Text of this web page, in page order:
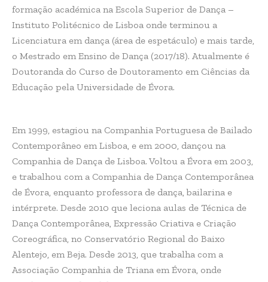
formação académica na Escola Superior de Dança –
Instituto Politécnico de Lisboa onde terminou a
Licenciatura em dança (área de espetáculo) e mais tarde,
o Mestrado em Ensino de Dança (2017/18). Atualmente é
Doutoranda do Curso de Doutoramento em Ciências da
Educação pela Universidade de Évora.
Em 1999, estagiou na Companhia Portuguesa de Bailado
Contemporâneo em Lisboa, e em 2000, dançou na
Companhia de Dança de Lisboa. Voltou a Évora em 2003,
e trabalhou com a Companhia de Dança Contemporânea
de Évora, enquanto professora de dança, bailarina e
intérprete. Desde 2010 que leciona aulas de Técnica de
Dança Contemporânea, Expressão Criativa e Criação
Coreográfica, no Conservatório Regional do Baixo
Alentejo, em Beja. Desde 2013, que trabalha com a
Associação Companhia de Triana em Évora, onde